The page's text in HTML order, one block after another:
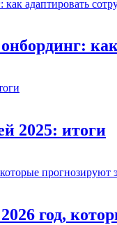
как
2025: итоги
год,